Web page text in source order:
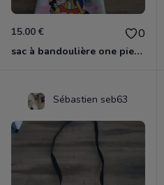
15.00 € 0
sac à bandoulière one piece chopper
Sébastien seb63